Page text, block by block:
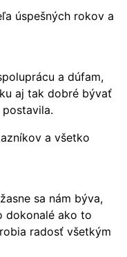
úspešných rokov a
a dúfam,
aj tak dobré bývať
a všetko
sa nám býva,
dokonalé ako to
radosť všetkým